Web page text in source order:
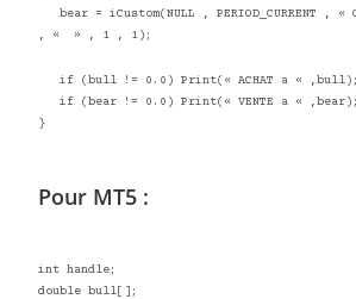
bear = iCustom(NULL , PERIOD_CURRENT , «
, « » , 1 , 1);
if (bull != 0.0) Print(« ACHAT a « ,bull);
if (bear != 0.0) Print(« VENTE a « ,bear);
}
Pour MT5 :
int handle;
double bull[];